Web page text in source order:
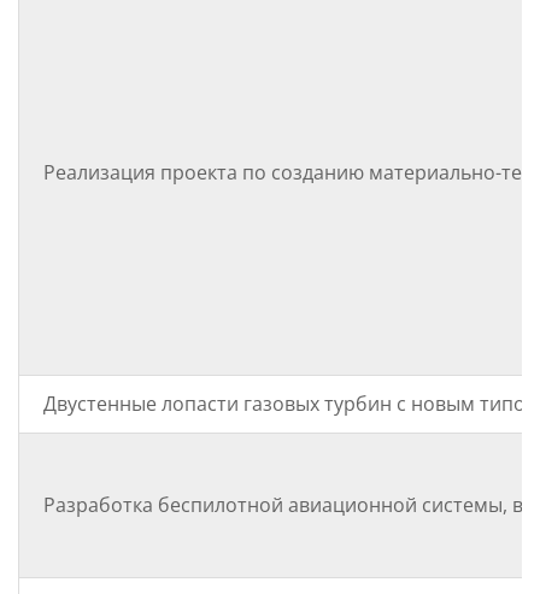
Реализация проекта по созданию материально-
Двустенные лопасти газовых турбин с новым
Разработка беспилотной авиационной системы,